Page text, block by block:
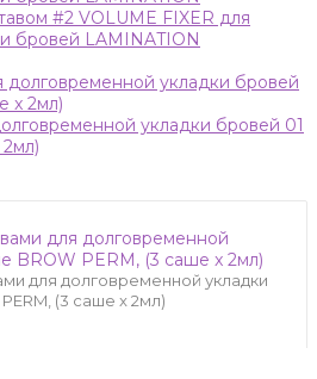
#2 VOLUME FIXER для
бровей LAMINATION
укладки бровей 01
для долговременной укладки
(3 саше x 2мл)